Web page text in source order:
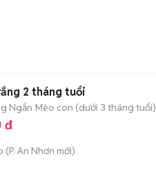
2 tháng tuổi
Ngắn Mèo con (dưới 3 tháng tuổi)
đ
(P. An Nhơn mới)